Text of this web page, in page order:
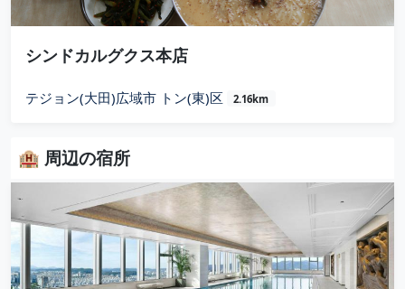
シンドカルグクス本店
テジョン(大田)広域市 トン(東)区 2.16km
🏨 周辺の宿所